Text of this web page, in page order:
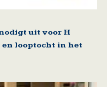
uit voor H
looptocht in het